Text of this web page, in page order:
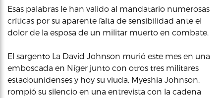
Esas palabras le han valido al mandatario numerosas
críticas por su aparente falta de sensibilidad ante el
dolor de la esposa de un militar muerto en combate.
El sargento La David Johnson murió este mes en una
emboscada en Níger junto con otros tres militares
estadounidenses y hoy su viuda, Myeshia Johnson,
rompió su silencio en una entrevista con la cadena